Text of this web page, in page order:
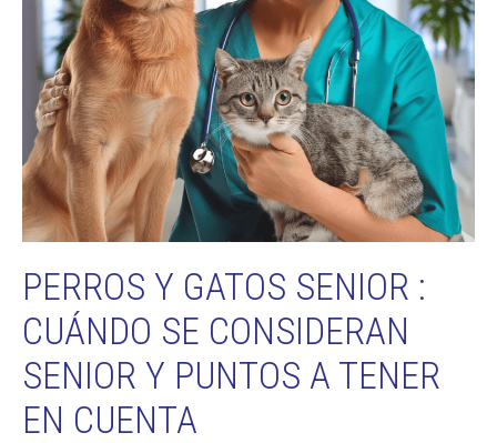
PERROS Y GATOS SENIOR :
CUÁNDO SE CONSIDERAN
SENIOR Y PUNTOS A TENER
EN CUENTA